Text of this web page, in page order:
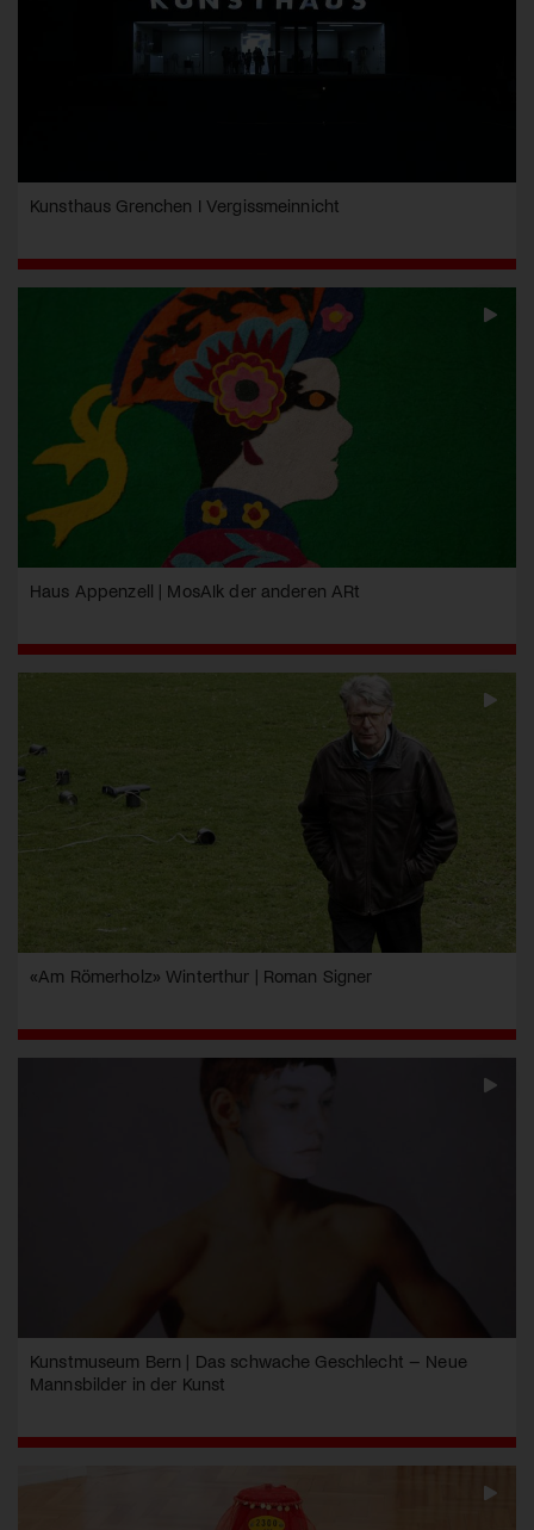
Kunsthaus Grenchen I Vergissmeinnicht
Haus Appenzell | MosAIk der anderen ARt
«Am Römerholz» Winterthur | Roman Signer
Kunstmuseum Bern | Das schwache Geschlecht – Neue
Mannsbilder in der Kunst